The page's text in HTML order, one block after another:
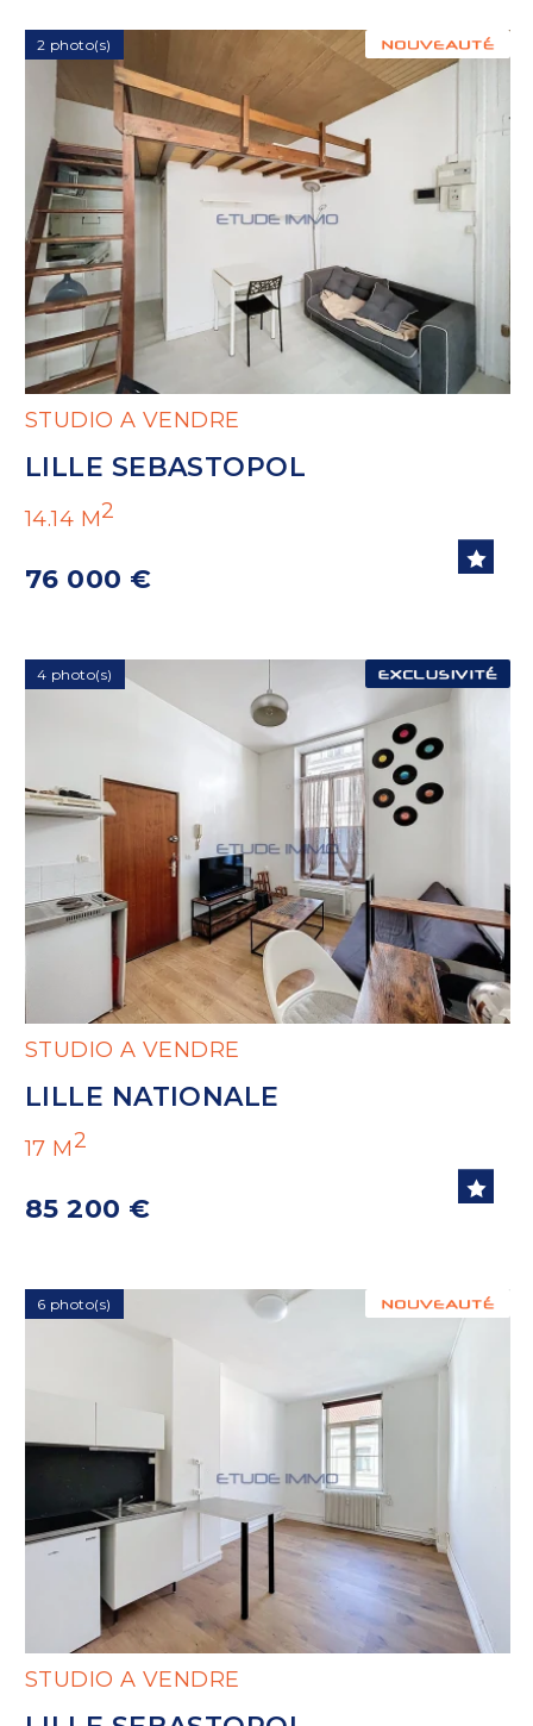
2 photo(s)
76 000 €
STUDIO A VENDRE
LILLE SEBASTOPOL
14.14 M2
4 photo(s)
85 200 €
STUDIO A VENDRE
LILLE NATIONALE
17 M2
6 photo(s)
STUDIO A VENDRE